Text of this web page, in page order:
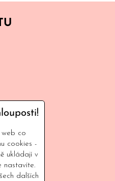
web co
cookies -
ukládají v
nastavíte.
dalších